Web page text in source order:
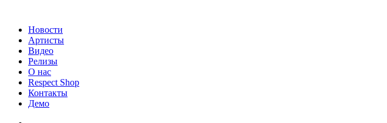
Новости
Артисты
Видео
Релизы
О нас
Respect Shop
Контакты
Демо